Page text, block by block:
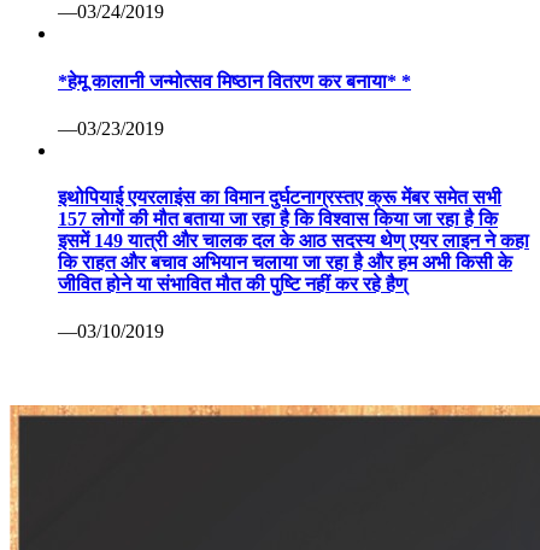
—03/24/2019
*हेमू कालानी जन्मोत्सव मिष्ठान वितरण कर बनाया* *
—03/23/2019
इथोपियाई एयरलाइंस का विमान दुर्घटनाग्रस्तए क्रू मेंबर समेत सभी
157 लोगों की मौत बताया जा रहा है कि विश्वास किया जा रहा है कि
इसमें 149 यात्री और चालक दल के आठ सदस्य थेण् एयर लाइन ने कहा
कि राहत और बचाव अभियान चलाया जा रहा है और हम अभी किसी के
जीवित होने या संभावित मौत की पुष्टि नहीं कर रहे हैण्
—03/10/2019